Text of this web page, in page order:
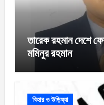
তারেক রহমান দেশে
মমিনুর রহমান
বিহার ও উড়িষ্যা